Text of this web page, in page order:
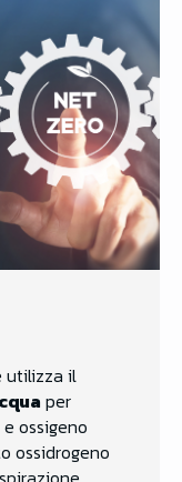
utilizza il
per
ossigeno
ossidrogeno